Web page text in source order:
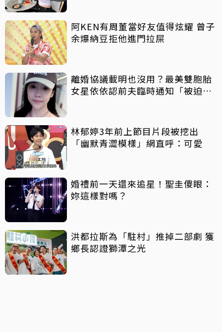
阿KEN有周董當好友值得炫耀 曾子
余爆納豆拒他進門拉屎
離婚協議載明也沒用？最美雙胞胎
女星依依認前夫臨時通知「被迫搬
林郁婷3年前上節目片段被挖出
「幽默青澀模樣」網直呼：可愛
婚禮前一天還來追星！聖圭傻眼：
妳這樣對嗎？
洪都拉斯為「駐村」推掉二部劇 獲
鄉長認證獅潭之光